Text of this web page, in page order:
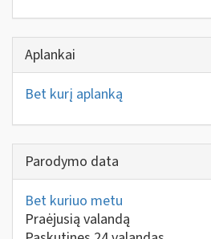
Aplankai
Bet kurį aplanką
Parodymo data
Bet kuriuo metu
Praėjusią valandą